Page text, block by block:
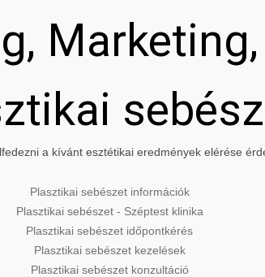
a kívánt esztétikai eredmények elérése
Plasztikai sebészet információk
Plasztikai sebészet - Széptest klinika
Plasztikai sebészet időpontkérés
Plasztikai sebészet kezelések
Plasztikai sebészet konzultáció